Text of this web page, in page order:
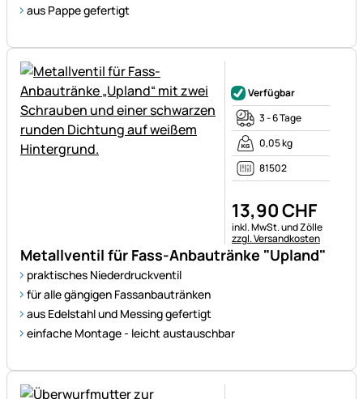
aus Pappe gefertigt
Metallventil für Fass-Anbautränke "Upland"
praktisches Niederdruckventil
für alle gängigen Fassanbautränken
aus Edelstahl und Messing gefertigt
einfache Montage - leicht austauschbar
Verfügbar
3 - 6 Tage
0,05 kg
81502
13,90CHF
Steuerhinweis:
inkl. MwSt. und Zölle
zzgl. Versandkosten